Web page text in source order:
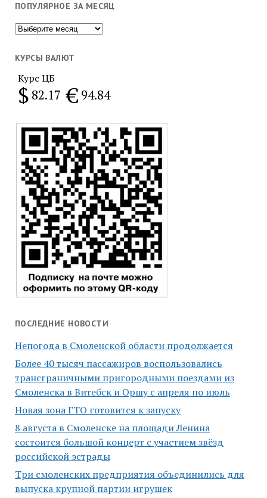
ПОПУЛЯРНОЕ ЗА МЕСЯЦ
Популярное
месяц
КУРСЫ ВАЛЮТ
Курс ЦБ
$ 82.17 € 94.84
ПОСЛЕДНИЕ НОВОСТИ
Непогода в Смоленской области продолжается
Более 40 тысяч пассажиров воспользовались
трансграничными пригородными поездами из
Смоленска в Витебск и Оршу с апреля по июль
Новая зона ГТО готовится к запуску
8 августа в Смоленске на площади Ленина
состоится большой концерт с участием звёзд
российской эстрады
Три смоленских предприятия объединились для
выпуска крупной партии игрушек